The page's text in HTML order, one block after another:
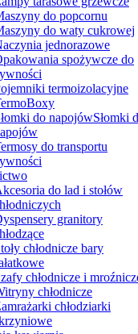
do popcornu
do waty cukrowej
jednorazowe
spożywcze do
termoizolacyjne
do napojówSłomki
do transportu
do lad i stołów
granitory
chłodnicze bary
chłodnicze i
chłodnicze
chłodziarki